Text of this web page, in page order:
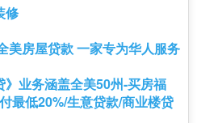
修
美房屋贷款 一家专为华人服务
》业务涵盖全美50州-买房福
最低20%/生意贷款/商业楼贷